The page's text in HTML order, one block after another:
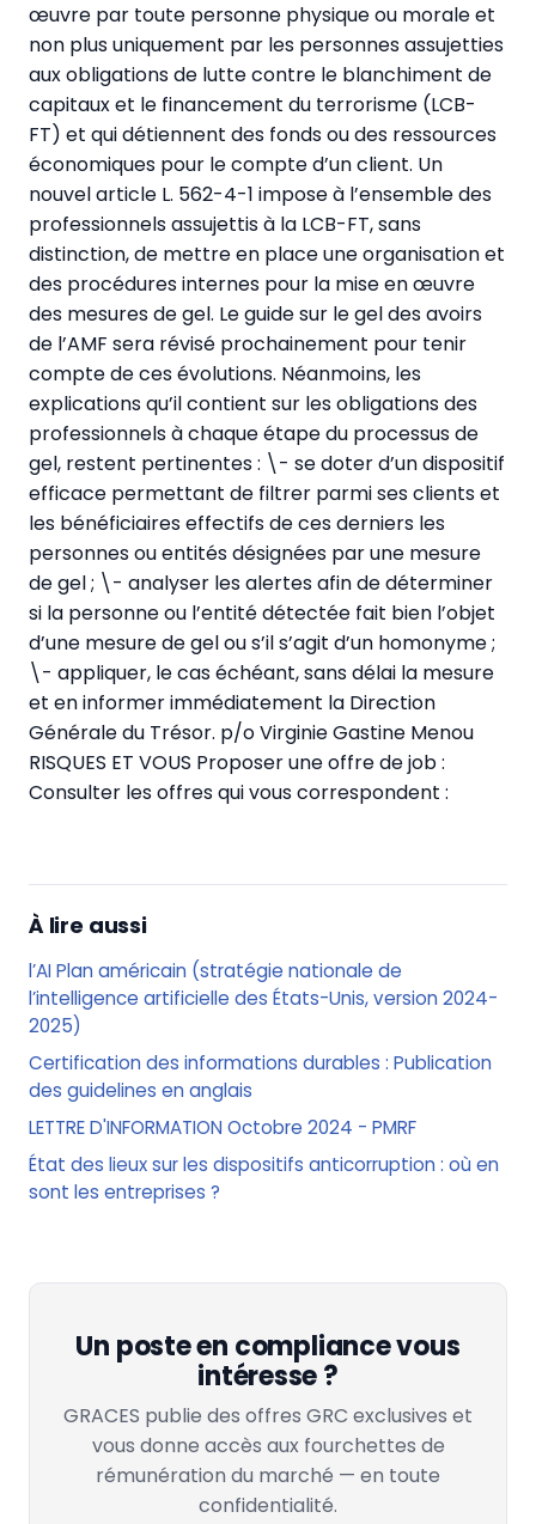
œuvre par toute personne physique ou morale et
non plus uniquement par les personnes assujetties
aux obligations de lutte contre le blanchiment de
capitaux et le financement du terrorisme (LCB-
FT) et qui détiennent des fonds ou des ressources
économiques pour le compte d’un client. Un
nouvel article L. 562-4-1 impose à l’ensemble des
professionnels assujettis à la LCB-FT, sans
distinction, de mettre en place une organisation et
des procédures internes pour la mise en œuvre
des mesures de gel. Le guide sur le gel des avoirs
de l’AMF sera révisé prochainement pour tenir
compte de ces évolutions. Néanmoins, les
explications qu’il contient sur les obligations des
professionnels à chaque étape du processus de
gel, restent pertinentes : \- se doter d’un dispositif
efficace permettant de filtrer parmi ses clients et
les bénéficiaires effectifs de ces derniers les
personnes ou entités désignées par une mesure
de gel ; \- analyser les alertes afin de déterminer
si la personne ou l’entité détectée fait bien l’objet
d’une mesure de gel ou s’il s’agit d’un homonyme ;
\- appliquer, le cas échéant, sans délai la mesure
et en informer immédiatement la Direction
Générale du Trésor. p/o Virginie Gastine Menou
RISQUES ET VOUS Proposer une offre de job :
Consulter les offres qui vous correspondent :
À lire aussi
l’AI Plan américain (stratégie nationale de
l’intelligence artificielle des États-Unis, version 2024-
2025)
Certification des informations durables : Publication
des guidelines en anglais
LETTRE D'INFORMATION Octobre 2024 - PMRF
État des lieux sur les dispositifs anticorruption : où en
sont les entreprises ?
Un poste en compliance vous
intéresse ?
GRACES publie des offres GRC exclusives et
vous donne accès aux fourchettes de
rémunération du marché — en toute
confidentialité.